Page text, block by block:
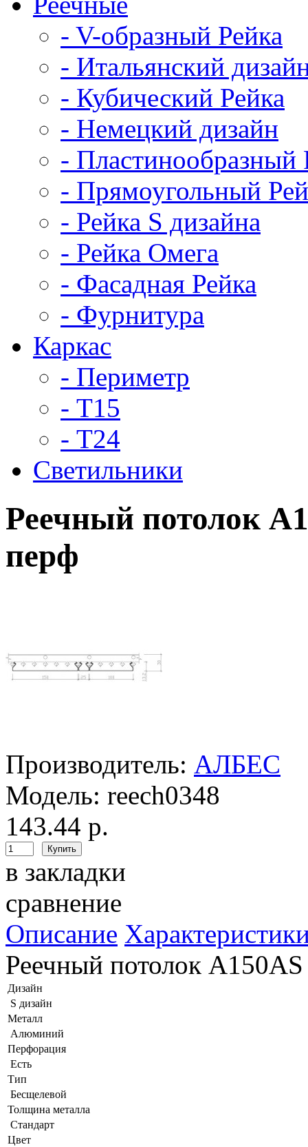
- V-образный Рейка
- Итальянский
- Кубический Рейка
- Немецкий дизайн
- Пластинообразный
- Прямоугольный
- Рейка S дизайна
- Рейка Омега
- Фасадная Рейка
- Фурнитура
Каркас
- Периметр
- Т15
- Т24
Светильники
Реечный потолок
перф
Производитель: АЛБЕС
Модель: reech0348
143.44 р.
в закладки
сравнение
Описание
Реечный потолок
Дизайн
S дизайн
Металл
Алюминий
Перфорация
Есть
Тип
Бесщелевой
Толщина металла
Стандарт
Цвет